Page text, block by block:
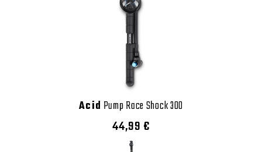
Acid Pump Race Shock 300
44,99 €